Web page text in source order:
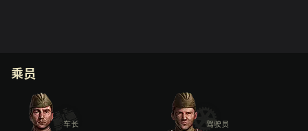
乘员
车长 驾驶员